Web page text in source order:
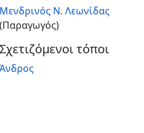
Μενδρινός Ν. Λεωνίδας
(Παραγωγός)
Σχετιζόμενοι τόποι
Άνδρος